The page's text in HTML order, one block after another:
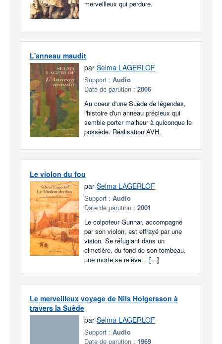
merveilleux qui perdure.
L'anneau maudit
par Selma LAGERLOF
Support : Audio
Date de parution : 2006
Au coeur d'une Suède de légendes,
l'histoire d'un anneau précieux qui
semble porter malheur à quiconque le
possède. Réalisation AVH.
Le violon du fou
par Selma LAGERLOF
Support : Audio
Date de parution : 2001
Le colpoteur Gunnar, accompagné
par son violon, est effrayé par une
vision. Se réfugiant dans un
cimetière, du fond de son tombeau,
une morte se relève... [...]
Le merveilleux voyage de Nils Holgersson à
travers la Suède
par Selma LAGERLOF
Support : Audio
Date de parution : 1969